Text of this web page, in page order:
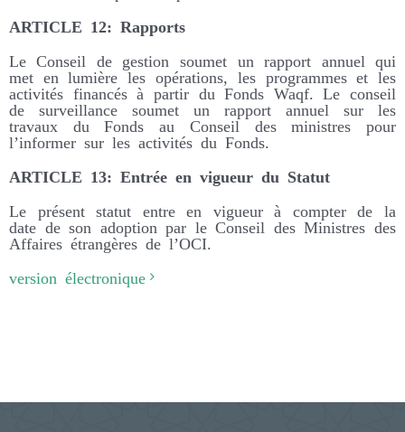
ARTICLE 12: Rapports
Le Conseil de gestion soumet un rapport annuel qui
met en lumière les opérations, les programmes et les
activités financés à partir du Fonds Waqf. Le conseil
de surveillance soumet un rapport annuel sur les
travaux du Fonds au Conseil des ministres pour
l’informer sur les activités du Fonds.
ARTICLE 13: Entrée en vigueur du Statut
Le présent statut entre en vigueur à compter de la
date de son adoption par le Conseil des Ministres des
Affaires étrangères de l’OCI.
version électronique